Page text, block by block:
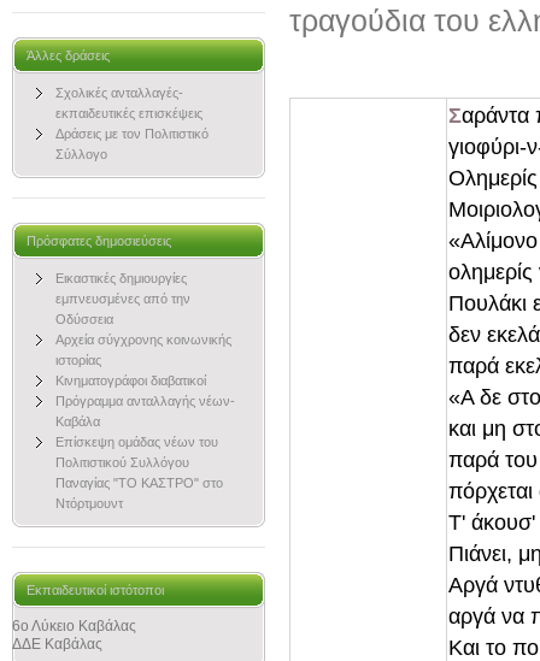
Άλλες δράσεις
Σχολικές ανταλλαγές-
εκπαιδευτικές επισκέψεις
Δράσεις με τον Πολιτιστικό
Σύλλογο
Πρόσφατες δημοσιεύσεις
Εικαστικές δημιουργίες
εμπνευσμένες από την
Οδύσσεια
Αρχεία σύγχρονης κοινωνικής
ιστορίας
Κινηματογράφοι διαβατικοί
Πρόγραμμα ανταλλαγής νέων-
Καβάλα
Επίσκεψη ομάδας νέων του
Πολιτιστικού Συλλόγου
Παναγίας "ΤΟ ΚΑΣΤΡΟ" στο
Ντόρτμουντ
Εκπαιδευτικοί ιστότοποι
6ο Λύκειο Καβάλας
ΔΔΕ Καβάλας
τραγούδια του
Σαράντα
γιοφύρι-
ολημερίς
Πουλάκι
δεν
παρά
«Α δε
και μη
παρά
Τ' άκουσ'
Πιάνει,
Αργά
αργά να
Και το